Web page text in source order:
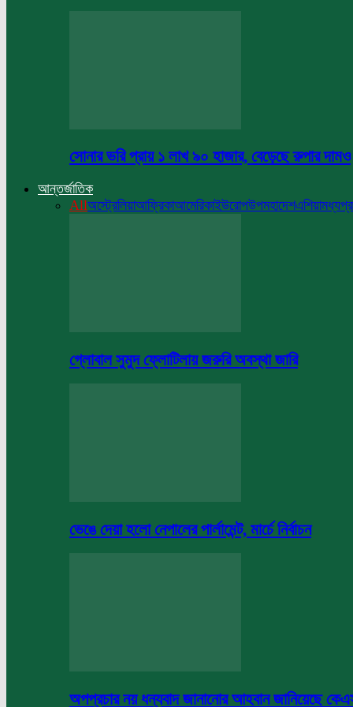
সোনার ভরি প্রায় ১ লাখ ৯০ হাজার, বেড়েছে রুপার দামও
আন্তর্জাতিক
Allঅস্ট্রেলিয়াআফ্রিকাআমেরিকাইউরোপউপমহাদেশএশিয়া
গ্লোবাল সুমুদ ফ্লোটিলায় জরুরি অবস্থা জারি
ভেঙে দেয়া হলো নেপালের পার্লামেন্ট, মার্চে নির্বাচন
অপপ্রচার নয় ধন্যবাদ জানানোর আহবান জানিয়েছে